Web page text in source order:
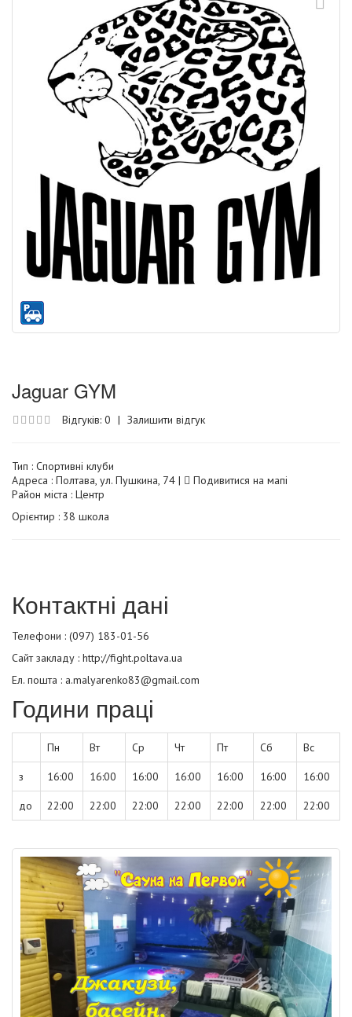
Jaguar GYM
Відгуків: 0 | Залишити відгук
Тип : Спортивні клуби
Адреса : Полтава, ул. Пушкина, 74 |
Подивитися на мапі
Район міста : Центр
Орієнтир : 38 школа
Контактні дані
Телефони : (097) 183-01-56
Сайт закладу : http://fight.poltava.ua
Ел. пошта : a.malyarenko83@gmail.com
Години праці
Пн Вт Ср Чт Пт Сб Вс
з 16:00 16:00 16:00 16:00 16:00 16:00 16:00
до 22:00 22:00 22:00 22:00 22:00 22:00 22:00